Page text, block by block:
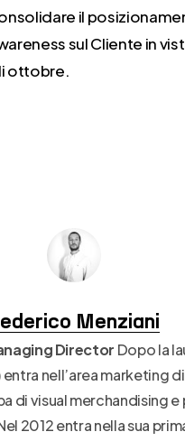
il
sul Cliente in
ottobre.
Menziani
Director Dopo la
nell’area marketing
di visual merchandising
2012 entra nella sua